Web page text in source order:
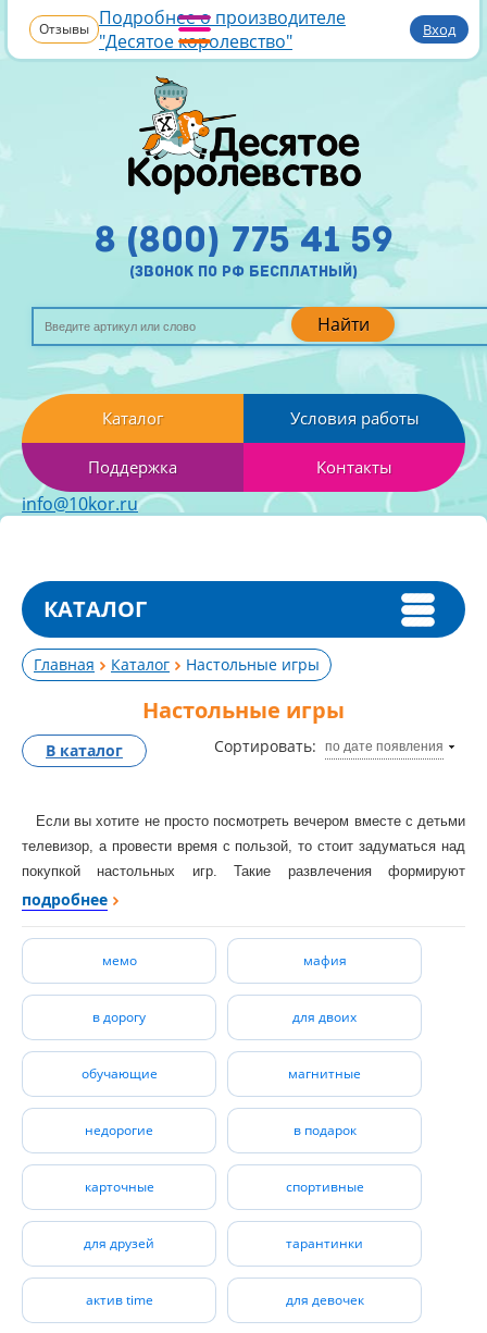
Отзывы Подробнее о производителе
"Десятое королевство"
Вход
Найти
8 (800) 775 41 59
(звонок по рф бесплатный)
Каталог Условия работы
Поддержка Контакты
info@10kor.ru
КАТАЛОГ
Главная Каталог Настольные игры
Настольные игры
Сортировать: по дате появления
В каталог
Если вы хотите не просто посмотреть вечером вместе с детьми
телевизор, а провести время с пользой, то стоит задуматься над
покупкой настольных игр. Такие развлечения формируют
правильную атмосферу в семье. Ребенок запомнит на всю жизнь
также правильно будет воспитывать и своих детей.
Время, проведенное вместе со всей семьей безусловно важно,
а в компании с играми Десятого Королевства - бесценно.
подробнее
мемо мафия
в дорогу для двоих
обучающие магнитные
недорогие в подарок
карточные спортивные
для друзей тарантинки
актив time для девочек